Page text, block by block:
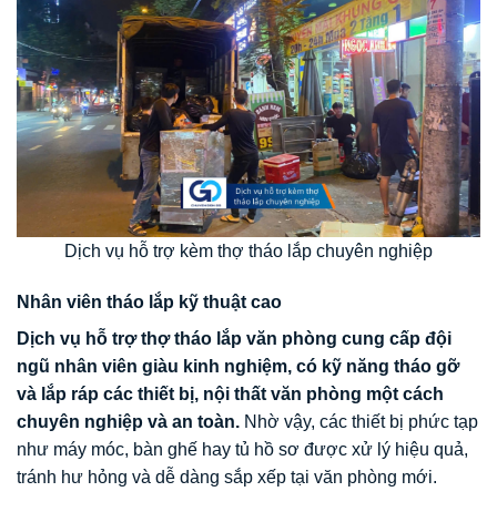
Dịch vụ hỗ trợ kèm thợ tháo lắp chuyên nghiệp
Nhân viên tháo lắp kỹ thuật cao
Dịch vụ hỗ trợ thợ tháo lắp văn phòng cung cấp đội
ngũ nhân viên giàu kinh nghiệm, có kỹ năng tháo gỡ
và lắp ráp các thiết bị, nội thất văn phòng một cách
chuyên nghiệp và an toàn. Nhờ vậy, các thiết bị phức tạp
như máy móc, bàn ghế hay tủ hồ sơ được xử lý hiệu quả,
tránh hư hỏng và dễ dàng sắp xếp tại văn phòng mới.